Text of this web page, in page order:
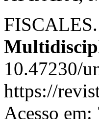
FISCALES.
10.47230/
https://
Acesso